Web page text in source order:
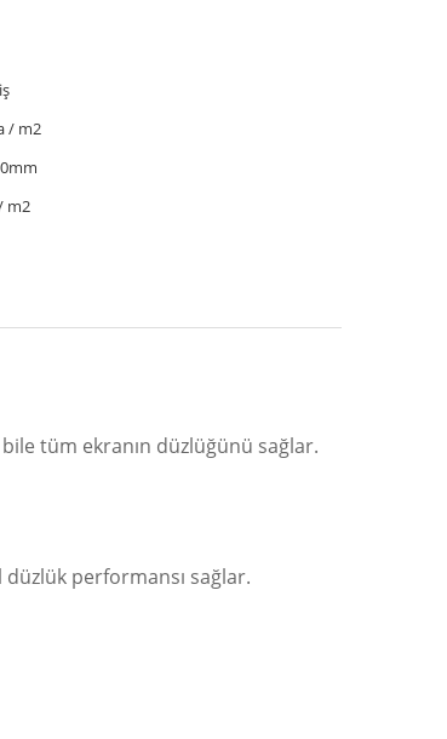
/ m2
m2
tüm ekranın düzlüğünü sağlar.
performansı sağlar.